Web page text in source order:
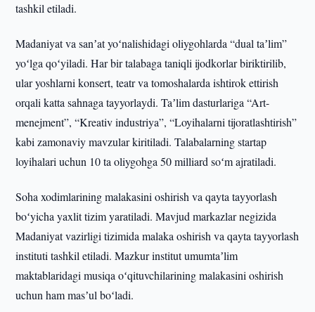
tashkil etiladi.
Madaniyat va sanʼat yoʻnalishidagi oliygohlarda “dual taʼlim”
yoʻlga qoʻyiladi. Har bir talabaga taniqli ijodkorlar biriktirilib,
ular yoshlarni konsert, teatr va tomoshalarda ishtirok ettirish
orqali katta sahnaga tayyorlaydi. Taʼlim dasturlariga “Art-
menejment”, “Kreativ industriya”, “Loyihalarni tijoratlashtirish”
kabi zamonaviy mavzular kiritiladi. Talabalarning startap
loyihalari uchun 10 ta oliygohga 50 milliard soʻm ajratiladi.
Soha xodimlarining malakasini oshirish va qayta tayyorlash
boʻyicha yaxlit tizim yaratiladi. Mavjud markazlar negizida
Madaniyat vazirligi tizimida malaka oshirish va qayta tayyorlash
instituti tashkil etiladi. Mazkur institut umumtaʼlim
maktablaridagi musiqa oʻqituvchilarining malakasini oshirish
uchun ham masʼul boʻladi.